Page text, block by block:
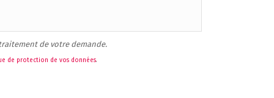
de votre demande.
de protection de vos données.